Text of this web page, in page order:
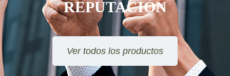
REPUTACIÓN
Ver todos los productos